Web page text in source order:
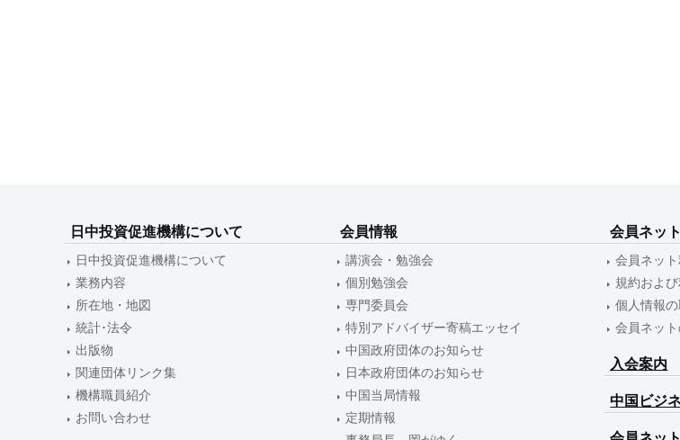
日中投資促進機構について
日中投資促進機構について
業務内容
所在地・地図
統計･法令
出版物
関連団体リンク集
機構職員紹介
お問い合わせ
会員情報
講演会・勉強会
個別勉強会
専門委員会
特別アドバイザー寄稿エッセイ
中国政府団体のお知らせ
日本政府団体のお知らせ
中国当局情報
定期情報
会員ネット
会員ネッ
規約およ
個人情報
会員ネッ
入会案内
中国ビジ